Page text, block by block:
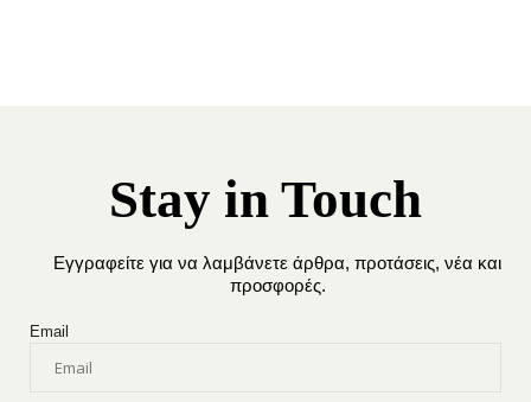
Stay in Touch
Εγγραφείτε για να λαμβάνετε άρθρα, προτάσεις, νέα και
προσφορές.
Email